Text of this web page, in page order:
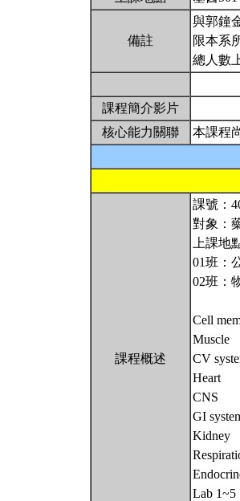
備註
與郭鐘
限本系
總人數
課程簡介影片
核心能力關聯
本課程
課程概述
課號：
對象：
上課地
01班：
02班：
Cell
Muscle
CV
Heart
CNS
GI
Kidney
Lab 1~5